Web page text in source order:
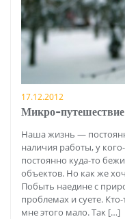
17.12.2012
Микро-
Наша жизнь —
наличия работы, у
постоянно куда-то
объектов. Но как же
Побыть наедине с
проблемах и суете.
мне этого мало. Так […]